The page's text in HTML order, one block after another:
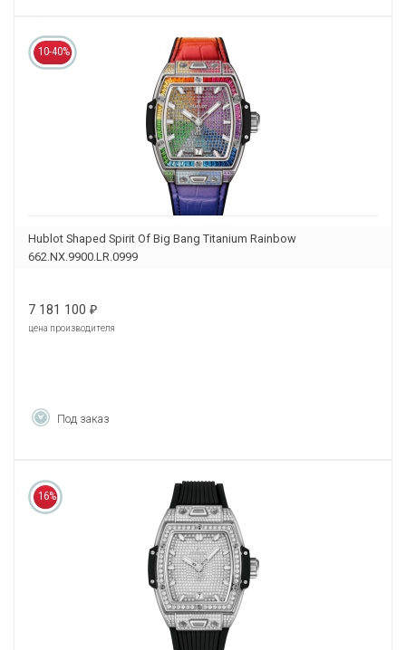
10-40%
Hublot Shaped Spirit Of Big Bang Titanium Rainbow
662.NX.9900.LR.0999
7 181 100 ₽
цена производителя
Под заказ
16%